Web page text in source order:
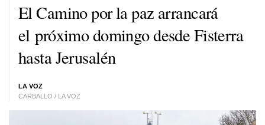
El Camino por la paz arrancará
el próximo domingo desde Fisterra
hasta Jerusalén
LA VOZ
CARBALLO / LA VOZ